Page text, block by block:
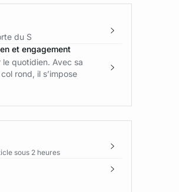
du S
et engagement
quotidien. Avec sa
rond, il s’impose
sous 2 heures